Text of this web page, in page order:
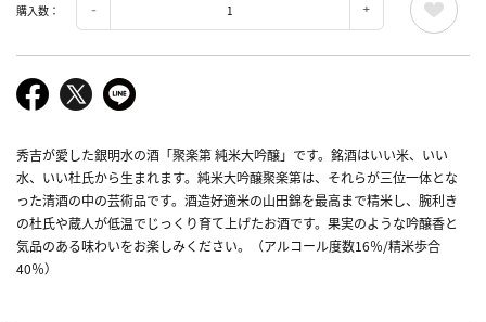
購入数：
秀吉が愛した銀明水の酒「聚楽第 純米大吟醸」です。銘酒はいい米、いい
水、いい杜氏から生まれます。純米大吟醸聚楽第は、それらが三位一体とな
った清酒の中の芸術品です。酒造好適米の山田錦を最高まで精米し、腕利き
の杜氏や蔵人が低温でじっくり育て上げたお酒です。果実のような吟醸香と
気品のある味わいをお楽しみください。（アルコール度数16％/精米歩合
40％）